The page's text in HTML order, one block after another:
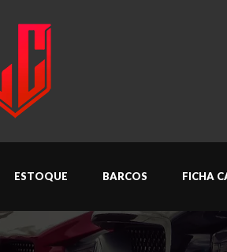
ESTOQUE BARCOS FICHA